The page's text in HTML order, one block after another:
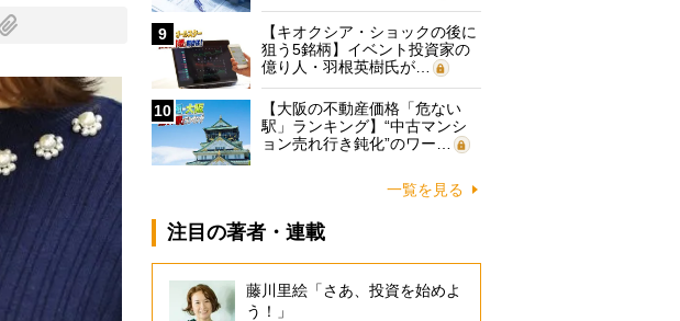
9
【キオクシア・ショックの後に
狙う5銘柄】イベント投資家の
億り人・羽根英樹氏が…
10
【大阪の不動産価格「危ない
駅」ランキング】“中古マンシ
ョン売れ行き鈍化”のワー…
一覧を見る
注目の著者・連載
藤川里絵「さあ、投資を始めよ
う！」